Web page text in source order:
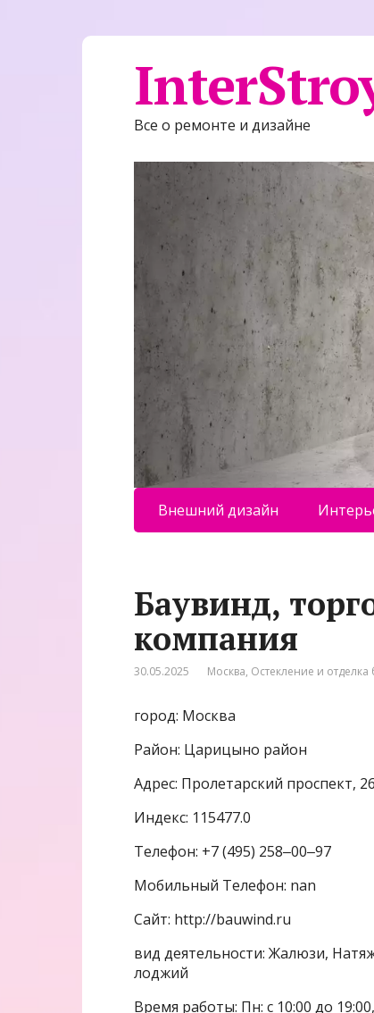
Все о ремонте и дизайне
Внешний дизайн
Баувинд,
компания
30.05.2025 Москва, Остекление и отделка
город: Москва
Район: Царицыно район
Адрес: Пролетарский проспект,
Индекс: 115477.0
Телефон: +7 (495) 258‒00‒97
Мобильный Телефон: nan
Сайт: http://bauwind.ru
вид деятельности: Жалюзи,
лоджий
Время работы: Пн: с 10:00 до